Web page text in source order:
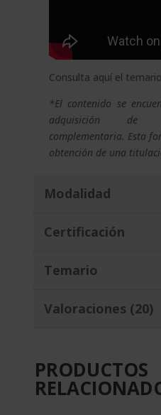
Consulta aquí el
*El contenido se
adquisición de
complementaria. Esta
obtención de una
Modalidad
Certificación
Temario
Valoraciones (20)
PRODUCTOS